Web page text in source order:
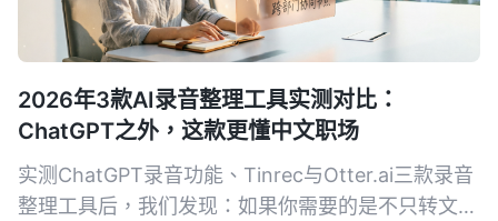
2026年3款AI录音整理工具实测对比：
ChatGPT之外，这款更懂中文职场
实测ChatGPT录音功能、Tinrec与Otter.ai三款录音
整理工具后，我们发现：如果你需要的是不只转文